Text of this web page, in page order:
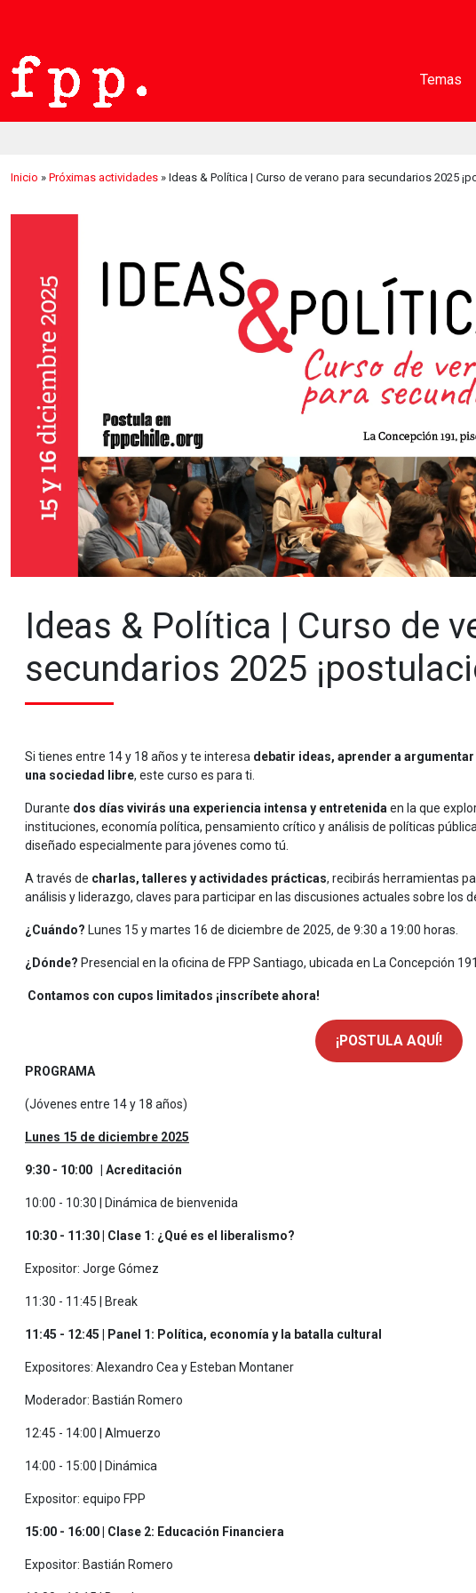
Temas
Inicio » Próximas actividades » Ideas & Política | Curso de verano para secundarios 2025
Ideas & Política | Curso de
secundarios 2025
Si tienes entre 14 y 18 años y te interesa debatir ideas, aprender a
una sociedad libre, este curso es para ti.
Durante dos días vivirás una experiencia intensa y entretenida en la que
instituciones, economía política, pensamiento crítico y análisis de políticas
diseñado especialmente para jóvenes como tú.
A través de charlas, talleres y actividades prácticas, recibirás herramientas
análisis y liderazgo, claves para participar en las discusiones actuales sobre los
¿Cuándo? Lunes 15 y martes 16 de diciembre de 2025, de 9:30 a 19:00 horas.
¿Dónde? Presencial en la oficina de FPP Santiago, ubicada en La
Contamos con cupos limitados ¡inscríbete ahora!
¡POSTULA AQUÍ!
PROGRAMA
(Jóvenes entre 14 y 18 años)
Lunes 15 de diciembre 2025
9:30 - 10:00 | Acreditación
10:00 - 10:30 | Dinámica de bienvenida
10:30 - 11:30 | Clase 1: ¿Qué es el liberalismo?
Expositor: Jorge Gómez
11:30 - 11:45 | Break
11:45 - 12:45 | Panel 1: Política, economía y la batalla cultural
Expositores: Alexandro Cea y Esteban Montaner
Moderador: Bastián Romero
12:45 - 14:00 | Almuerzo
14:00 - 15:00 | Dinámica
Expositor: equipo FPP
15:00 - 16:00 | Clase 2: Educación Financiera
Expositor: Bastián Romero